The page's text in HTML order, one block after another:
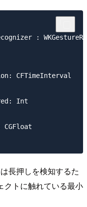
:
CFTimeInterval
Int
CGFloat
長押しを検知するた
クトに触れている最小